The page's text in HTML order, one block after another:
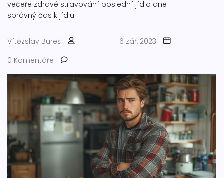
večeře zdravé stravování poslední jídlo dne
správný čas k jídlu
Vítězslav Bureš
6 zář, 2023
0 Komentáře